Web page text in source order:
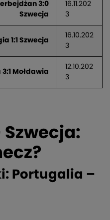
3:0
Szwecja
16.11.202
3
1:1 Szwecja
16.10.202
3
Mołdawia
12.10.202
3
Portugalia –